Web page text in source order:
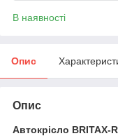
В наявності
Опис
Опис
Автокрісло BRITAX-